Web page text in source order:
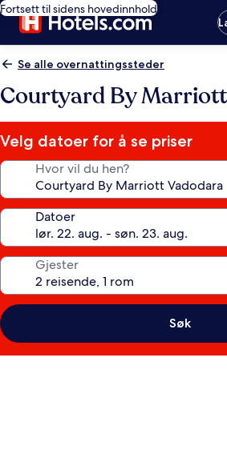
Fortsett til sidens hovedinnhold
Se alle overnattingssteder
Courtyard By
Velg datoer for å se priser
Hvor vil du hen?
Datoer
Gjester
Søk